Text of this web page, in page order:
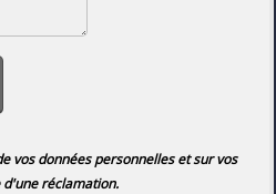
vos données personnelles et sur vos
d'une réclamation.